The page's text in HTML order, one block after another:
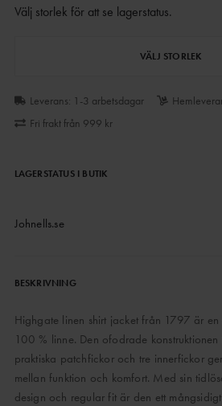
Välj storlek för att se lagerstatus.
VÄLJ STORLEK
Leverans: 1-3 arbetsdagar
Fri frakt från 999 kr
LAGERSTATUS I BUTIK
Johnells.se
BESKRIVNING
Highgate linen shirt jacket från 1797 är en
100 % linne. Den ofodrade
praktiska patchfickor och tre innerfickor
mellan funktion och komfort. Med sin
design och regular fit är den ett